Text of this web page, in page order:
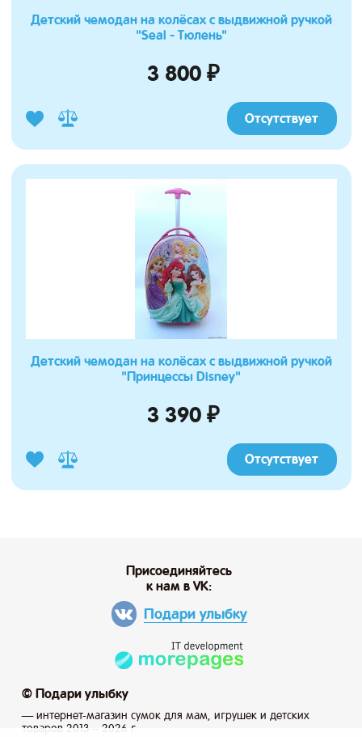
Детский чемодан на колёсах с выдвижной ручкой
"Seal - Тюлень"
3 800 ₽
Отсутствует
Детский чемодан на колёсах с выдвижной ручкой
"Принцессы Disney"
3 390 ₽
Отсутствует
© Подари улыбку
— интернет-магазин сумок для мам, игрушек и детских
товаров 2013 – 2026 г.
Присоединяйтесь
к нам в VK:
Подари улыбку